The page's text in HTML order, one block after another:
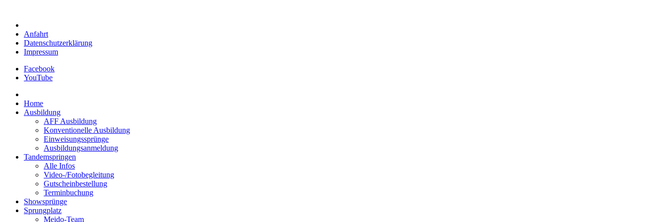
Anfahrt
Datenschutzerklärung
Impressum
Facebook
YouTube
Home
Ausbildung
AFF Ausbildung
Konventionelle Ausbildung
Einweisungssprünge
Ausbildungsanmeldung
Tandemspringen
Alle Infos
Video-/Fotobegleitung
Gutscheinbestellung
Terminbuchung
Showsprünge
Sprungplatz
Meido-Team